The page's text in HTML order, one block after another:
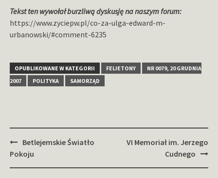
Tekst ten wywołał burzliwą dyskusję na naszym forum:
https://www.zyciepw.pl/co-za-ulga-edward-m-
urbanowski/#comment-6235
OPUBLIKOWANE W KATEGORII FELIETONY
NR 0079, 20 GRUDNIA
2007
POLITYKA SAMORZĄD
Zobacz
wpisy
Betlejemskie Światło
Pokoju
VI Memoriał im. Jerzego
Cudnego